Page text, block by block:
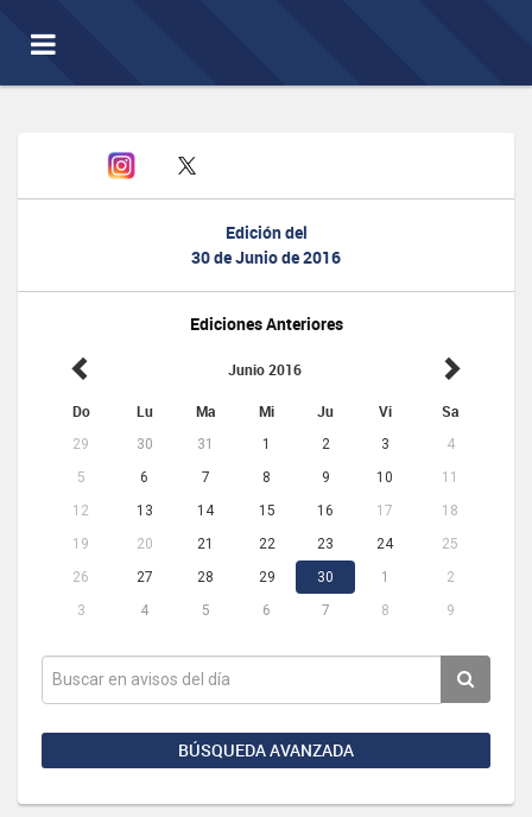
Toggle
navigation
Edición del
30 de Junio de 2016
Ediciones Anteriores
Junio 2016
Do Lu Ma Mi Ju Vi Sa
29 30 31 1 2 3
4
5
6 7 8 9 10
11
12
13 14 15 16 17
18
19
20 21 22 23 24
25
26
27 28 29 30 1
2
3
4 5 6 7 8 9
BÚSQUEDA AVANZADA